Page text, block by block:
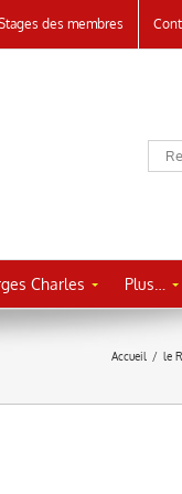
des membres
Charles Plus…
Accueil / le